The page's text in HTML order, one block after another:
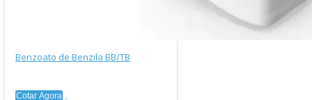
Benzoato de Benzila BB/TB
Cotar Agora